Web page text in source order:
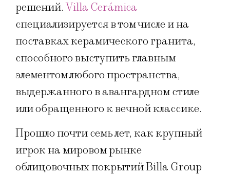
решений.Villa Cerámica
специализируется в том числе и на
поставках керамического гранита,
способного выступить главным
элементом любого пространства,
выдержанного в авангардном стиле
или обращенного к вечной классике.
Прошло почти семь лет, как крупный
игрок на мировом рынке
облицовочных покрытий Billa Group